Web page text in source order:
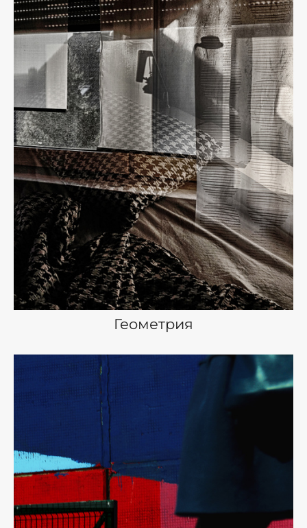
Геометрия